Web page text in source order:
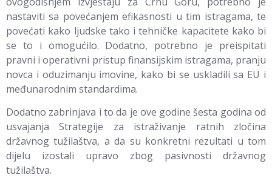
nastaviti sa povećanjem efikasnosti u tim istragama, te
povećati kako ljudske tako i tehničke kapacitete kako bi
se to i omogućilo. Dodatno, potrebno je preispitati
pravni i operativni pristup finansijskim istragama, pranju
novca i oduzimanju imovine, kako bi se uskladili sa EU i
međunarodnim standardima.
Dodatno zabrinjava i to da je ove godine šesta godina od
usvajanja Strategije za istraživanje ratnih zločina
državnog tužilaštva, a da su konkretni rezultati u tom
dijelu izostali upravo zbog pasivnosti državnog
tužilaštva.